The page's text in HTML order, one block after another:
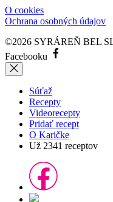
O cookies
Ochrana osobných údajov
©2026 SYRÁREŇ BEL
Facebooku
Súťaž
Recepty
Videorecepty
Pridať recept
O Karičke
Už 2341 receptov